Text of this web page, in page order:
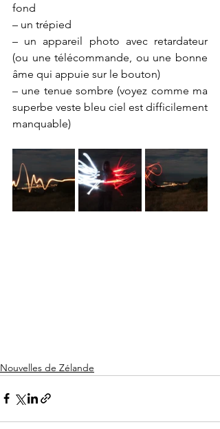
fond
– un trépied
– un appareil photo avec retardateur
(ou une télécommande, ou une bonne
âme qui appuie sur le bouton)
– une tenue sombre (voyez comme ma
superbe veste bleu ciel est difficilement
manquable)
Nouvelles de Zélande